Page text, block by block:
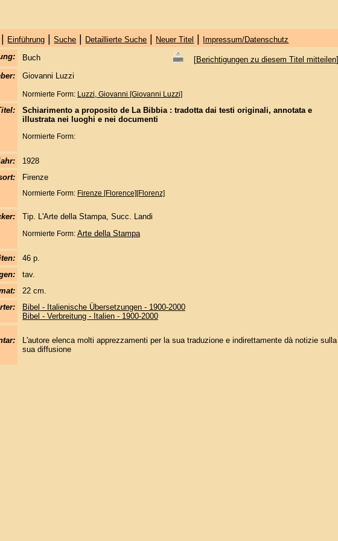
| Einführung |Suche | Detaillierte Suche | Neuer Titel |
Impressum/Datenschutz
Buch [Berichtigungen zu diesem Titel mitteilen]
Giovanni Luzzi
Normierte Form: Luzzi, Giovanni [Giovanni Luzzi]
Schiarimento a proposito de La Bibbia : tradotta dai testi originali, annotata e
illustrata nei luoghi e nei documenti
Normierte Form:
1928
Firenze
Normierte Form: Firenze [Florence][Florenz]
Tip. L'Arte della Stampa, Succ. Landi
Normierte Form: Arte della Stampa
46 p.
tav.
22 cm.
Bibel - Italienische Übersetzungen - 1900-2000
Bibel - Verbreitung - Italien - 1900-2000
L'autore elenca molti apprezzamenti per la sua traduzione e indirettamente dà notizie sulla
sua diffusione